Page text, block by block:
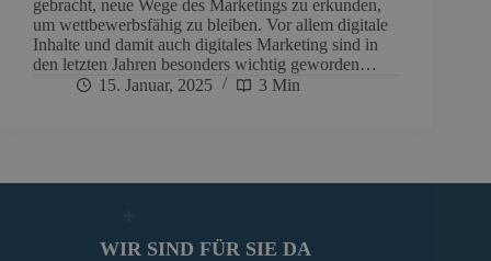
gebracht, neue Wege des Marketings zu erkunden,
um wettbewerbsfähig zu bleiben. Vor allem digitale
Inhalte und damit auch digitales Marketing sind in
den letzten Jahren besonders wichtig geworden…
15. Januar, 2025
3 Min
WIR SIND FÜR SIE DA